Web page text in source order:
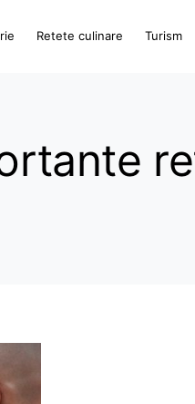
Retete culinare Turism